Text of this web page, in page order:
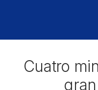
Cuatro